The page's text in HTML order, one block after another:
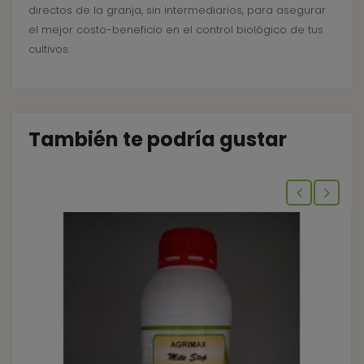
directos de la granja, sin intermediarios, para asegurar
el mejor costo-beneficio en el control biológico de tus
cultivos.
También te podría gustar